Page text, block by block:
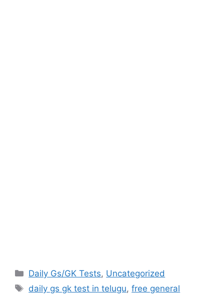
Categories
Daily Gs/GK Tests, Uncategorized
Tags
daily gs gk test in telugu,free general